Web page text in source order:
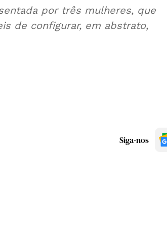
por três mulheres, que
de configurar, em abstrato,
Siga-nos